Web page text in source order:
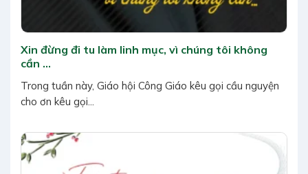
Xin đừng đi tu làm linh mục, vì chúng tôi không
cần …
Trong tuần này, Giáo hội Công Giáo kêu gọi cầu nguyện
cho ơn kêu gọi...